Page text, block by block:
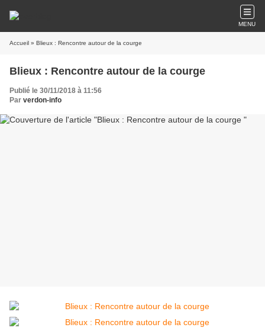
MENU
Accueil » Blieux : Rencontre autour de la courge
Blieux : Rencontre autour de la courge
Publié le 30/11/2018 à 11:56
Par verdon-info